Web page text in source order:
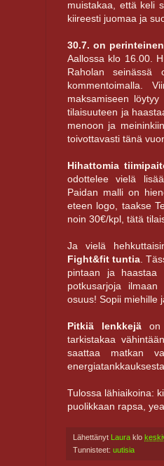
muistakaa, että keli
kiireesti juomaa ja
30.7. on
Aallossa klo 16.00.
Raholan
kommentoimalla.
maksamiseen löytyy
tilaisuuteen ja
menoon ja
toivottavasti tänä
Hihattomia
odottelee vielä
Paidan malli on
eteen logo, taakse
noin 30€/kpl, tätä
Ja vielä
Fight&fit tuntia .
pintaan ja haastaa
potkusarjoja
osuus! Sopii miehille
Pitkiä lenkkejä on
tarkistakaa
saattaa matkan
Tulossa lähiaikoina:
puolikkaan rapsa,
Lähettänyt Laura klo
Tunnisteet: uutisia